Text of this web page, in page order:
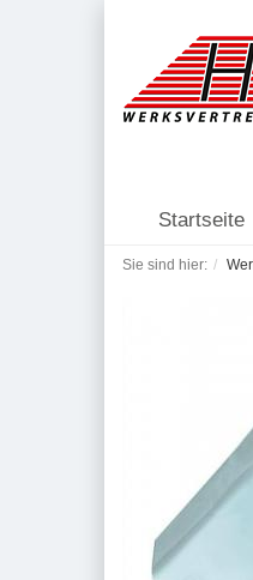
Startseite
Sie sind hier: